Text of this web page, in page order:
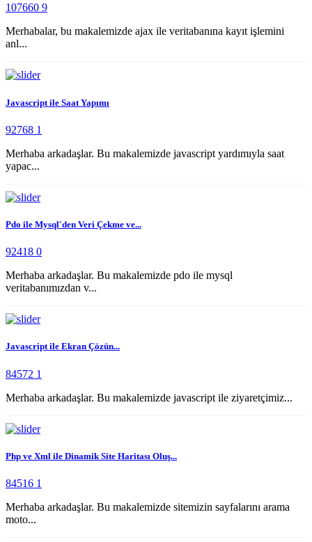
107660 9
Merhabalar, bu makalemizde ajax ile veritabanına kayıt işlemini
anl...
Javascript ile Saat Yapımı
92768 1
Merhaba arkadaşlar. Bu makalemizde javascript yardımıyla saat
yapac...
Pdo ile Mysql'den Veri Çekme ve...
92418 0
Merhaba arkadaşlar. Bu makalemizde pdo ile mysql
veritabanımızdan v...
Javascript ile Ekran Çözün...
84572 1
Merhaba arkadaşlar. Bu makalemizde javascript ile ziyaretçimiz...
Php ve Xml ile Dinamik Site Haritası Oluş...
84516 1
Merhaba arkadaşlar. Bu makalemizde sitemizin sayfalarını arama
moto...